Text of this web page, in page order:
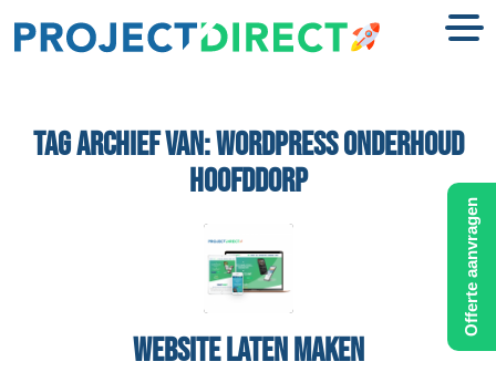
TAG ARCHIEF VAN:WORDPRESS ONDERHOUD
HOOFDDORP
Website laten maken
Offerte aanvragen